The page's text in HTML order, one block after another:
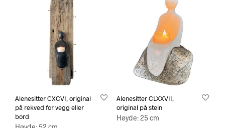
Alenesitter CXCVI, original
på rekved for vegg eller
bord
Alenesitter CLXXVII,
original på stein
Høyde: 25 cm